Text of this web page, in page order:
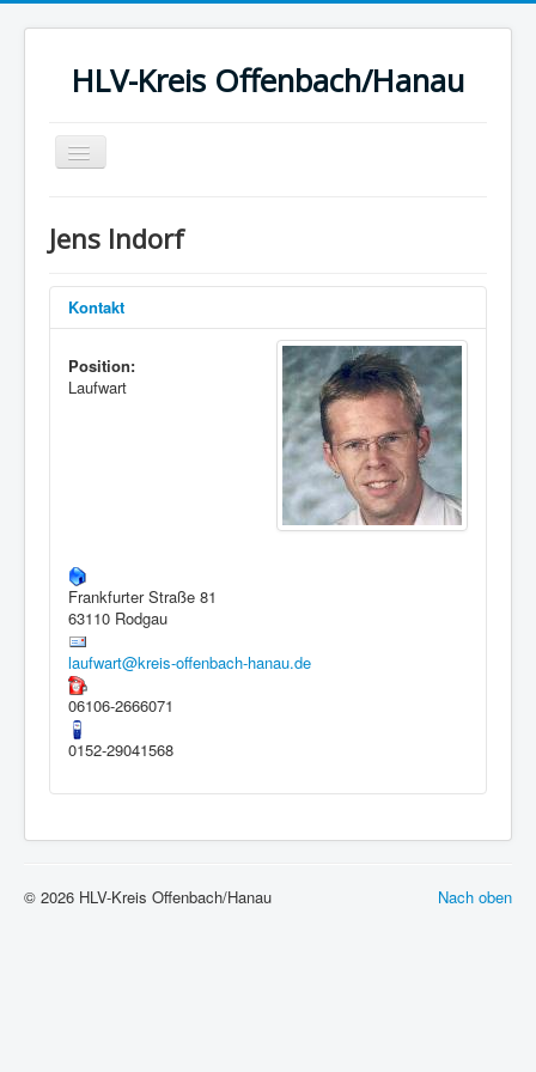
HLV-Kreis Offenbach/Hanau
Toggle
Navigation
News
Kreis
Termine
Ergebnisse
Jens Indorf
Kontakt
Position:
Laufwart
Frankfurter Straße 81
63110 Rodgau
laufwart@kreis-offenbach-hanau.de
06106-2666071
0152-29041568
Nach oben
© 2026 HLV-Kreis Offenbach/Hanau